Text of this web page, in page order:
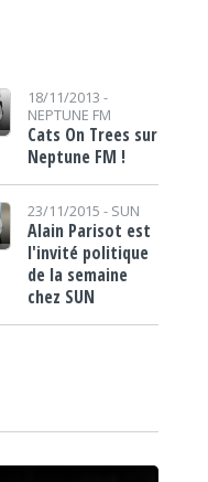
Lecteur audio18/11/2013 -
NEPTUNE FM
Cats On Trees sur
Neptune FM !
Lecteur audio
23/11/2015 - SUN
Alain Parisot est
l'invité politique
de la semaine
chez SUN